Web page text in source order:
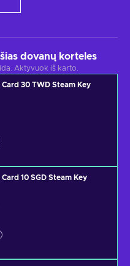
dovanų korteles
Aktyvuok iš karto.
30 TWD Steam Key
10 SGD Steam Key